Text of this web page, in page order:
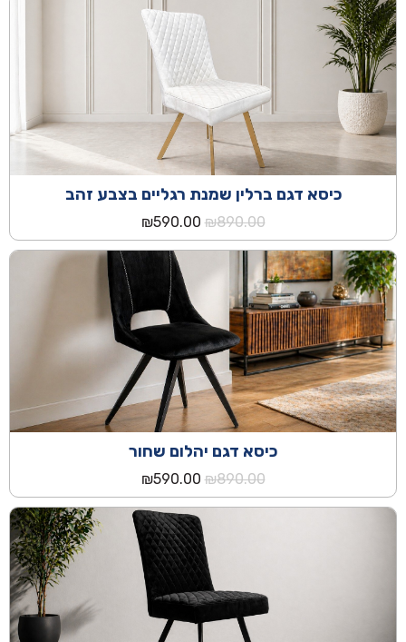
כיסא דגם ברלין שמנת רגליים בצבע זהב
₪890.00
המחיר
המקורי
היה:
₪890.00.
₪590.00
הנוכחי
הוא:
₪590.00.
כיסא דגם יהלום שחור
₪890.00
המחיר
המקורי
היה:
₪890.00.
₪590.00
הנוכחי
הוא:
₪590.00.